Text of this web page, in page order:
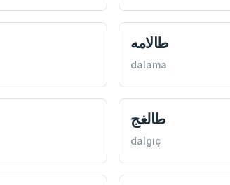
طالامه
dalama
طالغج
dalgıç